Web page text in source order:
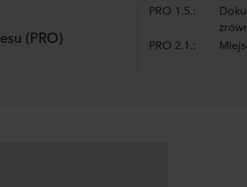
administratorem Twoim danych osobowych.
(PRO)
PRO 1.5.:
PRO 2.1.: